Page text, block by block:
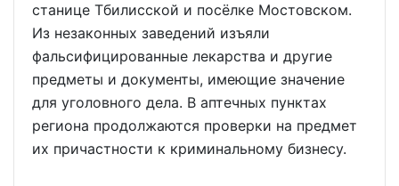
станице Тбилисской и посёлке Мостовском.
Из незаконных заведений изъяли
фальсифицированные лекарства и другие
предметы и документы, имеющие значение
для уголовного дела. В аптечных пунктах
региона продолжаются проверки на предмет
их причастности к криминальному бизнесу.